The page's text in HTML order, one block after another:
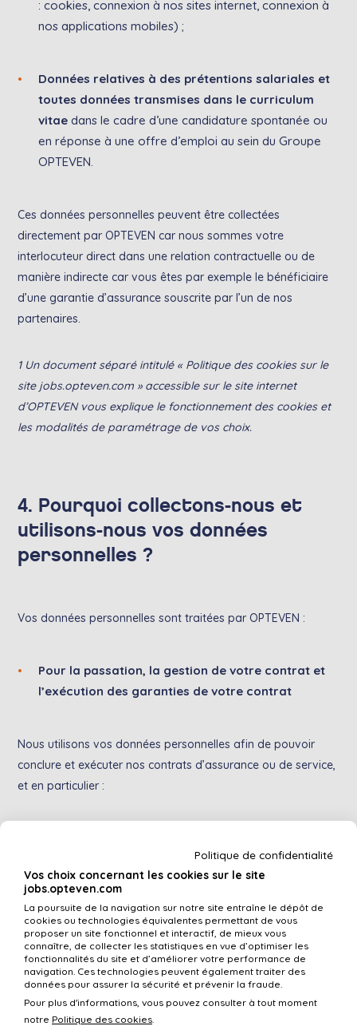
: cookies, connexion à nos sites internet, connexion à
nos applications mobiles) ;
Données relatives à des prétentions salariales et
toutes données transmises dans le curriculum
vitaedans le cadre d’une candidature spontanée ou
en réponse à une offre d’emploi au sein du Groupe
OPTEVEN.
Ces données personnelles peuvent être collectées
directement par OPTEVEN car nous sommes votre
interlocuteur direct dans une relation contractuelle ou de
manière indirecte car vous êtes par exemple le bénéficiaire
d’une garantie d’assurance souscrite par l’un de nos
partenaires.
1 Un document séparé intitulé « Politique des cookies sur le
site jobs.opteven.com » accessible sur le site internet
d’OPTEVEN vous explique le fonctionnement des cookies et
les modalités de paramétrage de vos choix.
4. Pourquoi collectons-nous et
utilisons-nous vos données
personnelles ?
Vos données personnelles sont traitées par OPTEVEN :
Pour la passation, la gestion de votre contrat et
l’exécution des garanties de votre contrat
Nous utilisons vos données personnelles afin de pouvoir
conclure et exécuter nos contrats d’assurance ou de service,
et en particulier :
d’un conseil client cohérent et de qualité constante et
élevée ;
Elaborer des devis afin de vous proposer des
solutions adaptées à vos besoins ;
Apprécier le risque, ce qui suppose un examen, une
acceptation, un contrôle et une surveillance du risque,
l’évaluer pour déterminer une tarification ;
Politique de confidentialité
Vos choix concernant les cookies sur le site
jobs.opteven.com
La poursuite de la navigation sur notre site entraîne le dépôt de
cookies ou technologies équivalentes permettant de vous
proposer un site fonctionnel et interactif, de mieux vous
connaître, de collecter les statistiques en vue d’optimiser les
fonctionnalités du site et d’améliorer votre performance de
navigation. Ces technologies peuvent également traiter des
données pour assurer la sécurité et prévenir la fraude.
Pour plus d'informations, vous pouvez consulter à tout moment
notre Politique des cookies.